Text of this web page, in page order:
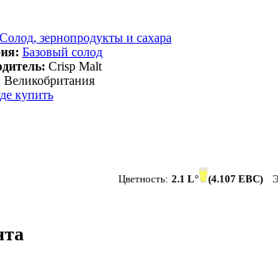
Солод, зернопродукты и сахара
Базовый солод
Crisp Malt
Великобритания
купить
Цветность: 2.1 L° (4.107 EBC)